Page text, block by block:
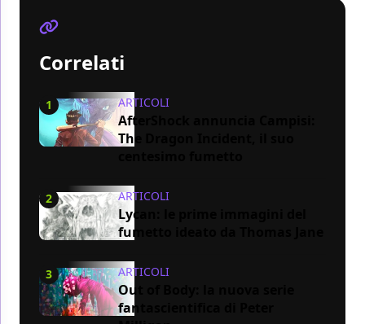
Correlati
1 ARTICOLI
AfterShock annuncia Campisi:
The Dragon Incident, il suo
2 ARTICOLI
Lycan: le prime immagini del
fumetto ideato da Thomas Jane
3 ARTICOLI
Out of Body: la nuova serie
fantascientifica di Peter